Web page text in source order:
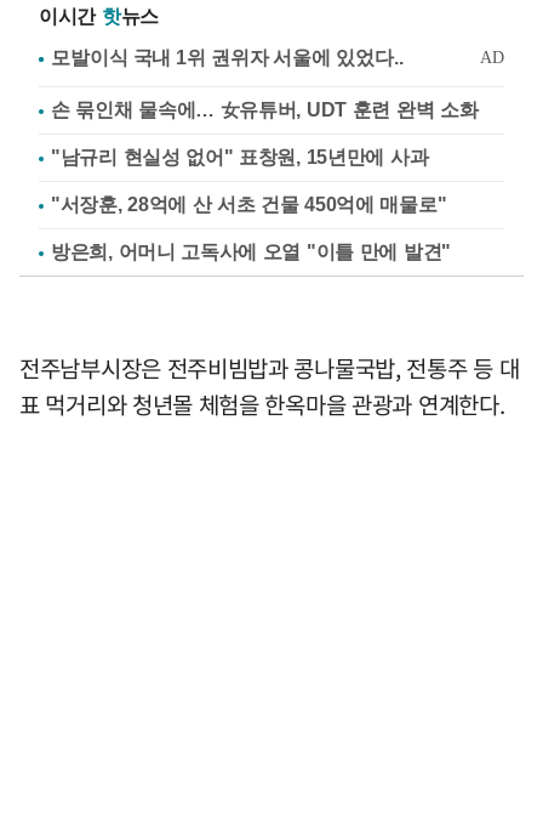
이시간 핫뉴스
손 묶인채 물속에… 女유튜버, UDT 훈련 완벽 소화
"남규리 현실성 없어" 표창원, 15년만에 사과
"서장훈, 28억에 산 서초 건물 450억에 매물로"
방은희, 어머니 고독사에 오열 "이틀 만에 발견"
전주남부시장은 전주비빔밥과 콩나물국밥, 전통주 등 대
표 먹거리와 청년몰 체험을 한옥마을 관광과 연계한다.